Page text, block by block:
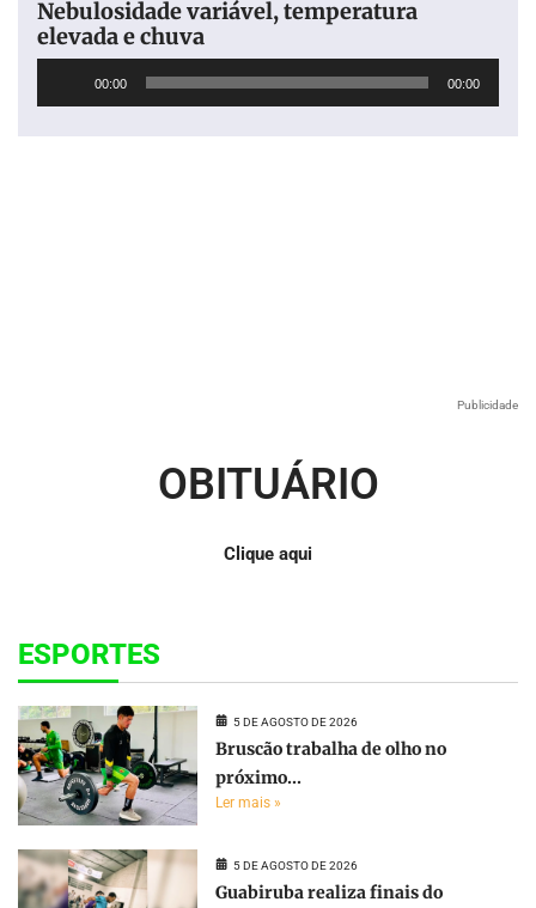
Nebulosidade variável, temperatura
elevada e chuva
00:00 00:00
Publicidade
OBITUÁRIO
Clique aqui
ESPORTES
5 DE AGOSTO DE 2026
Bruscão trabalha de olho no
próximo...
Ler mais »
5 DE AGOSTO DE 2026
Guabiruba realiza finais do